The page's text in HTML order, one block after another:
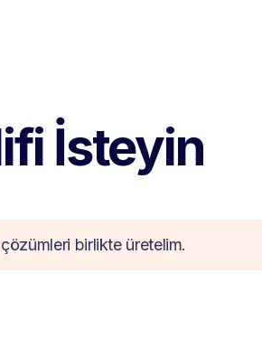
İsteyin
birlikte üretelim.